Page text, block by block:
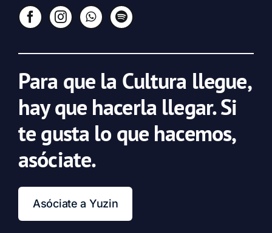
Para que la Cultura llegue,
hay que hacerla llegar. Si
te gusta lo que hacemos,
asóciate.
Asóciate a Yuzin